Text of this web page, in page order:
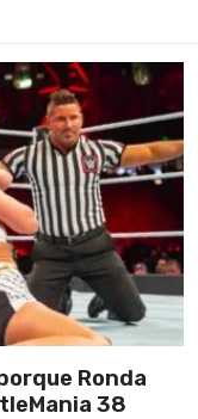
Ronda
38